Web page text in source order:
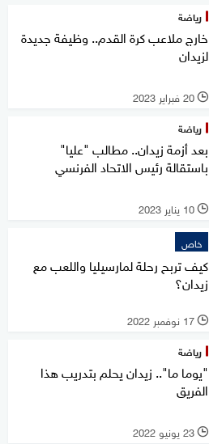
رياضة
خارج ملاعب كرة القدم.. وظيفة جديدة
لزيدان
l 20 فبراير 2023
رياضة
بعد أزمة زيدان.. مطالب "عليا"
باستقالة رئيس الاتحاد الفرنسي
l 10 يناير 2023
خاص
كيف تربح رحلة لمارسيليا واللعب مع
زيدان؟
l 17 نوفمبر 2022
رياضة
"يوما ما".. زيدان يحلم بتدريب هذا
الفريق
l 23 يونيو 2022